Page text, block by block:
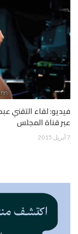
عبر قناة المجلس
7 أبريل 2015